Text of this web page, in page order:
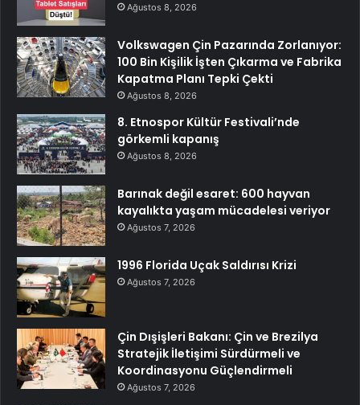
Ağustos 8, 2026
Volkswagen Çin Pazarında Zorlanıyor:
100 Bin Kişilik İşten Çıkarma ve Fabrika
Kapatma Planı Tepki Çekti
Ağustos 8, 2026
8. Etnospor Kültür Festivali’nde
görkemli kapanış
Ağustos 8, 2026
Barınak değil esaret: 600 hayvan
kayalıkta yaşam mücadelesi veriyor
Ağustos 7, 2026
1996 Florida Uçak Saldırısı Krizi
Ağustos 7, 2026
Çin Dışişleri Bakanı: Çin ve Brezilya
Stratejik İletişimi Sürdürmeli ve
Koordinasyonu Güçlendirmeli
Ağustos 7, 2026